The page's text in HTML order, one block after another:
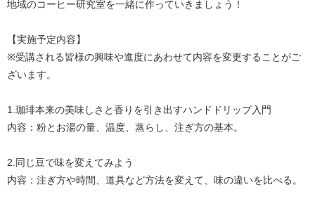
地域のコーヒー研究室を一緒に作っていきましょう！
【実施予定内容】
※受講される皆様の興味や進度にあわせて内容を変更することがご
ざいます。
1.珈琲本来の美味しさと香りを引き出すハンドドリップ入門
内容：粉とお湯の量、温度、蒸らし、注ぎ方の基本。
2.同じ豆で味を変えてみよう
内容：注ぎ方や時間、道具など方法を変えて、味の違いを比べる。